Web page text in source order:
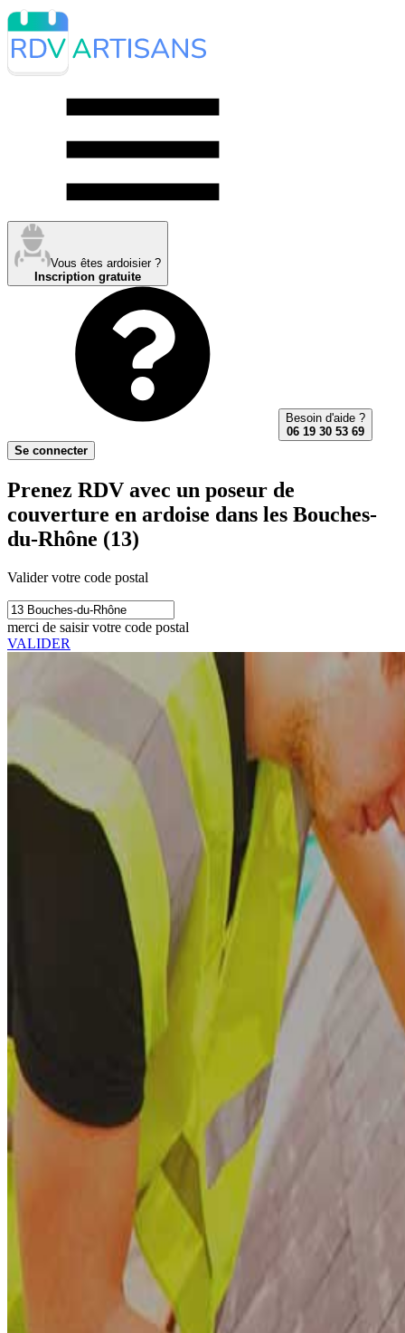
Vous êtes ardoisier ?
Inscription gratuite
Besoin d'aide ?
06 19 30 53 69
Se connecter
Prenez RDV avec un poseur de
couverture en ardoise dans les Bouches-
du-Rhône (13)
Valider votre code postal
merci de saisir votre code postal
VALIDER